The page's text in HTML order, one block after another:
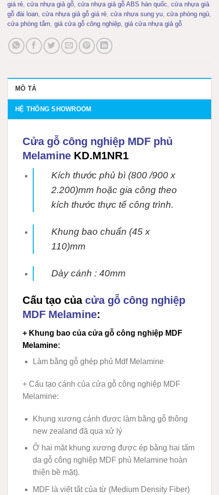
giá rẻ cửa nhựa giả gỗ cửa nhựa giả gỗ ABS hàn quốc cửa nhựa giả
gỗ đài loan cửa nhựa giả gỗ giá rẻ cửa nhựa sung yu cửa phòng ngủ
cửa phòng tắm giá cửa gỗ công nghiệp giá cửa nhựa giả gỗ
MÔ TẢ
HỆ THỐNG SHOWROOM
Cửa gỗ công nghiệp MDF phủ
Melamine KD.M1NR1
Kích thước phủ bì (800 /900 x
2.200)mm hoặc gia công theo
kích thước thực tế công trình.
Khung bao chuẩn (45 x
110)mm
Dày cánh : 40mm
Cấu tạo của cửa gỗ công nghiệp
MDF Melamine:
+ Khung bao của cửa gỗ công nghiệp MDF
Melamine:
Làm bằng gỗ ghép phủ Mdf Melamine
+ Cấu tạo cánh của cửa gỗ công nghiệp MDF
Melamine:
Khung xương cánh được làm bằng gỗ thông
new zealand đã qua xử lý
Ở hai mặt khung xương được ép bằng hai tấm
da gỗ công nghiệp MDF phủ Melamine hoàn
thiện bề mặt).
MDF là viết tắt của từ (Medium Density Fiber)